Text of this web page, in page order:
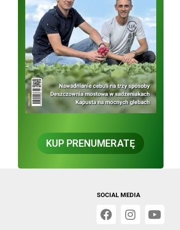
KUP PRENUMERATĘ
SOCIAL MEDIA